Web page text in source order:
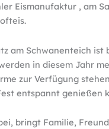
Eismanufaktur , am
am Schwanenteich ist
in diesem Jahr
zur Verfügung
entspannt genießen
bringt Familie,